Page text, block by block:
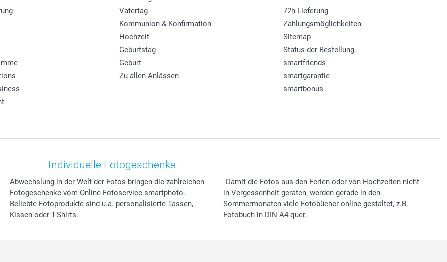
Vatertag
Kommunion & Konfirmation
Hochzeit
Geburtstag
Geburt
Zu allen Anlässen
72h Lieferung
Zahlungsmöglichkeiten
Sitemap
Status der Bestellung
smartfriends
smartgarantie
smartbonus
Individuelle Fotogeschenke
Abwechslung in der Welt der Fotos bringen die zahlreichen
Fotogeschenke vom Online-Fotoservice smartphoto.
Beliebte Fotoprodukte sind u.a. personalisierte Tassen,
Kissen oder T-Shirts.
"Damit die Fotos aus den Ferien oder von Hochzeiten nicht
in Vergessenheit geraten, werden gerade in den
Sommermonaten viele Fotobücher online gestaltet, z.B.
Fotobuch in DIN A4 quer.